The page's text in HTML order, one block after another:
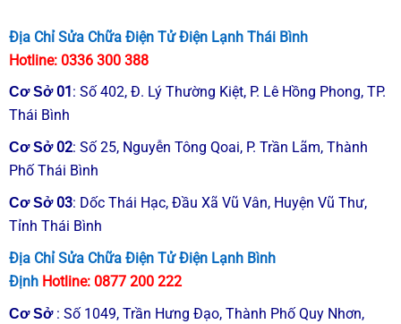
Sửa Điện
Lạnh
☎
0866
200 222
☎ 0866 200
222
Trung Tâm Sửa Chữa Điện Lạnh Ngọc Thạch
☎ Hotline 0866 200 222
Trong suốt nhiều năm qua Trung Tâm Sửa
Chữa Điện Lạnh Ngọc Thạch. Cung cấp dịch
vụ sửa máy lạnh tại nhà ở Hà Nội. Đội ngũ
kỹ thuật của chúng tôi đã hổ trợ khách hàng
của mình sửa chữa triệt để nhiều hư hỏng
phức tạp trên nhiều thương hiệu máy lạnh
Địa Chỉ Sửa Chữa Điện Tử Điện Lạnh Thái Bình
Hotline: 0336 300 388
Cơ Sở01 : Số 402, Đ. Lý Thường Kiệt, P. Lê Hồng Phong, TP.
Thái Bình
Cơ Sở02: Số 25, Nguyễn Tông Qoai, P. Trần Lãm, Thành
Phố Thái Bình
Cơ Sở03: Dốc Thái Hạc, Đầu Xã Vũ Vân, Huyện Vũ Thư,
Tỉnh Thái Bình
Địa Chỉ Sửa Chữa Điện Tử Điện Lạnh Bình
Định Hotline: 0877 200 222
Cơ Sở : Số 1049, Trần Hưng Đạo, Thành Phố Quy Nhơn,